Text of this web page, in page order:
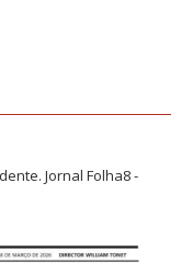
Jornal Folha8 -